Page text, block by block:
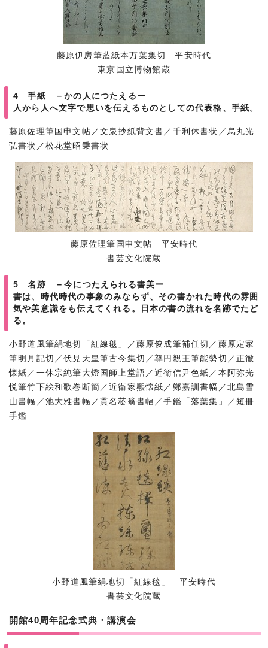
藤原伊房筆藍紙本万葉集切 平安時代
東京国立博物館蔵
4 手紙 －かの人につたえるー
人から人へ文字で思いを伝えるものとしての代表格、手紙。
藤原佐理筆国申文帖／文泉抄紙背文書／千利休書状／烏丸光
弘書状／松花堂昭乗書状
藤原佐理筆国申文帖 平安時代
書芸文化院蔵
5 名跡 －今につたえられる書美ー
書は、時代時代の事象のみならず、その書かれた時代の雰囲
気や美意識をも伝えてくれる。日本の書の流れを名跡でたど
る。
小野道風筆絹地切「紅線毯」／藤原俊成筆補任切／藤原定家
筆明月記切／伏見天皇筆古今集切／尊円親王筆能勢切／正徹
懐紙／一休宗純筆大燈国師上堂語／近衛信尹色紙／本阿弥光
悦筆竹下絵和歌巻断簡／近衛家熈懐紙／鄭嘉訓書幅／北島雪
山書幅／池大雅書幅／貫名菘翁書幅／手鑑「落葉集」／短冊
手鑑
小野道風筆絹地切「紅線毯」 平安時代
書芸文化院蔵
開館40周年記念式典・講演会